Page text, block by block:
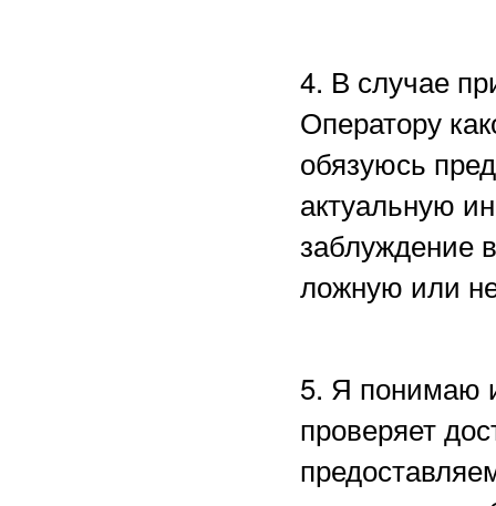
4. В случае
Оператору
обязуюсь
актуальную
заблуждение
ложную или
5. Я понимаю
проверяет